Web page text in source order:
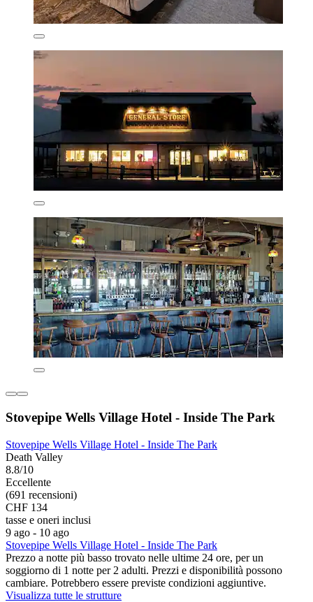
Stovepipe Wells Village Hotel - Inside The Park
Stovepipe Wells Village Hotel - Inside The Park
Death Valley
8.8/10
Eccellente
(691 recensioni)
CHF 134
tasse e oneri inclusi
9 ago - 10 ago
Stovepipe Wells Village Hotel - Inside The Park
Prezzo a notte più basso trovato nelle ultime 24 ore, per un
soggiorno di 1 notte per 2 adulti. Prezzi e disponibilità possono
cambiare. Potrebbero essere previste condizioni aggiuntive.
Visualizza tutte le strutture